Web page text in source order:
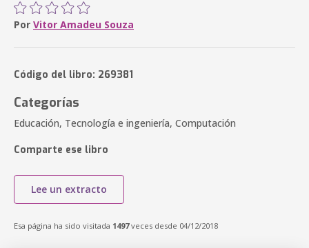
Por Vitor Amadeu Souza
Código del libro: 269381
Categorías
Educación, Tecnología e ingeniería, Computación
Comparte ese libro
Lee un extracto
Esa página ha sido visitada 1497veces desde 04/12/2018